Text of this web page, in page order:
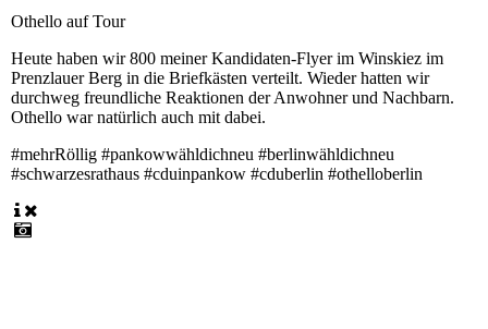
Othello auf Tour
Heute haben wir 800 meiner Kandidaten-Flyer im Winskiez im
Prenzlauer Berg in die Briefkästen verteilt. Wieder hatten wir
durchweg freundliche Reaktionen der Anwohner und Nachbarn.
Othello war natürlich auch mit dabei.
#mehrRöllig #pankowwähldichneu #berlinwähldichneu
#schwarzesrathaus #cduinpankow #cduberlin #othelloberlin